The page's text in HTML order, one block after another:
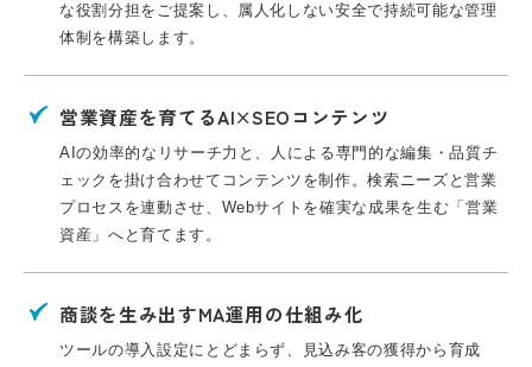
な役割分担をご提案し、属人化しない安全で持続可能な管理
体制を構築します。
営業資産を育てるAI×SEOコンテンツ
AIの効率的なリサーチ力と、人による専門的な編集・品質チ
ェックを掛け合わせてコンテンツを制作。検索ニーズと営業
プロセスを連動させ、Webサイトを確実な成果を生む「営業
資産」へと育てます。
商談を生み出すMA運用の仕組み化
ツールの導入設定にとどまらず、見込み客の獲得から育成